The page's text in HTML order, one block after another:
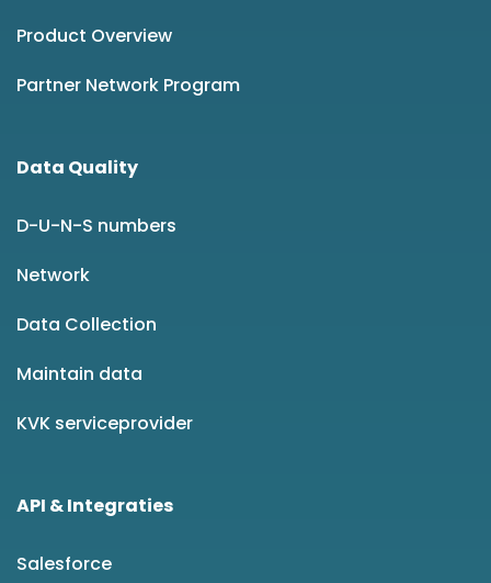
Product Overview
Partner Network Program
Data Quality
D-U-N-S numbers
Network
Data Collection
Maintain data
KVK serviceprovider
API & Integraties
Salesforce